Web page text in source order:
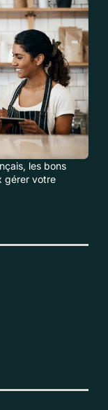
les bons
gérer votre